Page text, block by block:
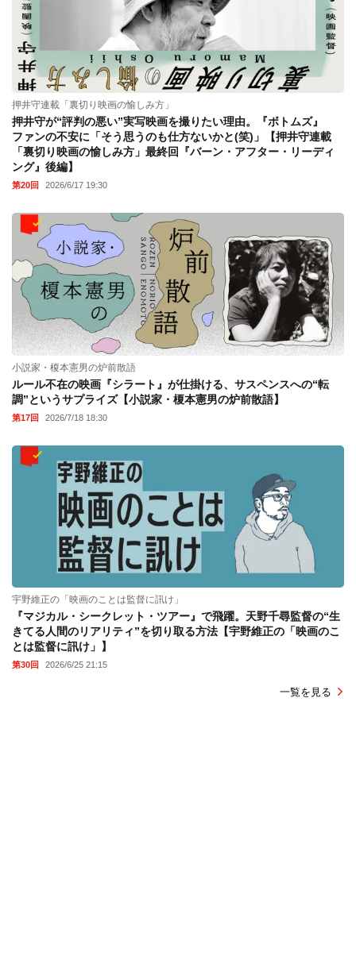
押井守連載「裏切り映画の愉しみ方」
押井守が“評判の悪い”実写映画を撮りたい理由。『ボトムズ』
ファンの不安に「そう思うのも仕方ないかと(笑)」【押井守連載
「裏切り映画の愉しみ方」最終回『バーン・アフター・リーディ
ング』後編】
第20回 2026/6/17 19:30
小説家・榎本憲男の炉前散語
ルール不在の映画『シラート』が仕掛ける、サスペンスへの“転
調”というサプライズ【小説家・榎本憲男の炉前散語】
第17回 2026/7/18 18:30
宇野維正の「映画のことは監督に訊け」
『マジカル・シークレット・ツアー』で飛躍。天野千尋監督の“生
きてる人間のリアリティ”を切り取る方法【宇野維正の「映画のこ
とは監督に訊け」】
第30回 2026/6/25 21:15
一覧を見る